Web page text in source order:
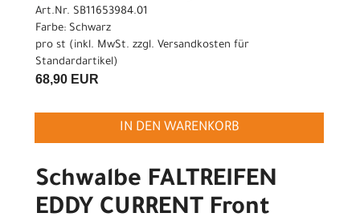
Art.Nr. SB11653984.01
Farbe: Schwarz
pro st (inkl. MwSt. zzgl. Versandkosten für
Standardartikel)
68,90 EUR
IN DEN WARENKORB
Schwalbe FALTREIFEN
EDDY CURRENT Front